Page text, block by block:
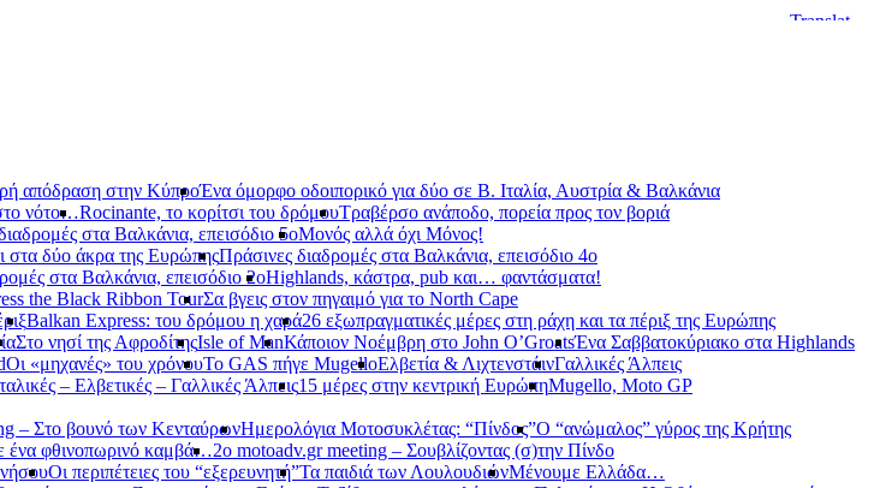
απόδραση στην ΚύπροΈνα όμορφο οδοιπορικό για δύο σε Β. Ιταλία, Αυστρία & Βαλκάνια
νότο…Rocinante, το κορίτσι του δρόμουΤραβέρσο ανάποδο, πορεία προς τον βοριά
στα Βαλκάνια, επεισόδιο 5οΜονός αλλά όχι Μόνος!
στα δύο άκρα της ΕυρώπηςΠράσινες διαδρομές στα Βαλκάνια, επεισόδιο 4ο
στα Βαλκάνια, επεισόδιο 2οHighlands, κάστρα, pub και… φαντάσματα!
the Black Ribbon TourΣα βγεις στον πηγαιμό για το North Cape
Balkan Express: του δρόμου η χαρά26 εξωπραγματικές μέρες στη ράχη και τα πέριξ της Ευρώπης
Στο νησί της ΑφροδίτηςIsle of ManΚάποιον Νοέμβρη στο John O’GroatsΈνα Σαββατοκύριακο στα Highlands
Οι «μηχανές» του χρόνουΤο GAS πήγε MugelloΕλβετία & ΛιχτενστάινΓαλλικές Άλπεις
– Ελβετικές – Γαλλικές Άλπεις15 μέρες στην κεντρική ΕυρώπηMugello, Moto GP
– Στο βουνό των ΚενταύρωνΗμερολόγια Μοτοσυκλέτας: “Πίνδος”Ο “ανώμαλος” γύρος της Κρήτης
ένα φθινοπωρινό καμβά…2ο motoadv.gr meeting – Σουβλίζοντας (σ)την Πίνδο
Οι περιπέτειες του “εξερευνητή”Τα παιδιά των ΛουλουδιώνΜένουμε Ελλάδα…